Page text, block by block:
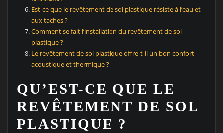
Est-ce que le revêtement de sol plastique résiste à l’eau et
aux taches ?
Comment se fait l’installation du revêtement de sol
plastique ?
Le revêtement de sol plastique offre-t-il un bon confort
acoustique et thermique ?
QU’EST-CE QUE LE
REVÊTEMENT DE SOL
PLASTIQUE ?